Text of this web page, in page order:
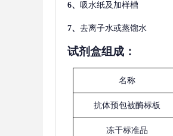
6、 吸水纸及加样槽
7、 去离子水或蒸馏水
试剂盒组成：
名称
抗体预包被酶标板
冻干标准品